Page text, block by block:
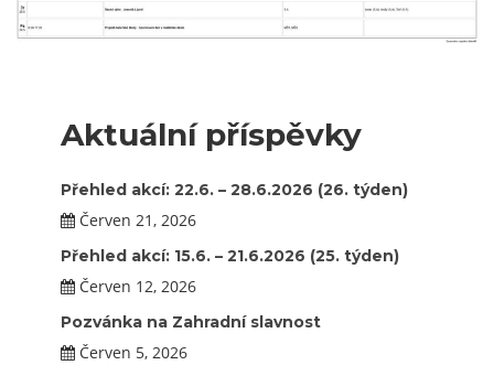
Aktuální příspěvky
Přehled akcí: 22.6. – 28.6.2026 (26. týden)
Červen 21, 2026
Přehled akcí: 15.6. – 21.6.2026 (25. týden)
Červen 12, 2026
Pozvánka na Zahradní slavnost
Červen 5, 2026